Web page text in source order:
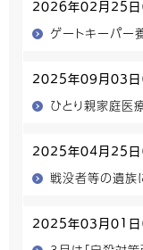
2026年02月25日
ゲートキーパー
2025年09月03日
ひとり親家庭医
2025年04月25日
戦没者等の遺族
2025年03月01日